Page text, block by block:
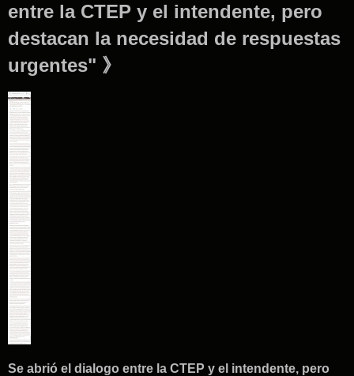
entre la CTEP y el intendente, pero
destacan la necesidad de respuestas
urgentes" 》
Se abrió el dialogo entre la CTEP y el intendente, pero